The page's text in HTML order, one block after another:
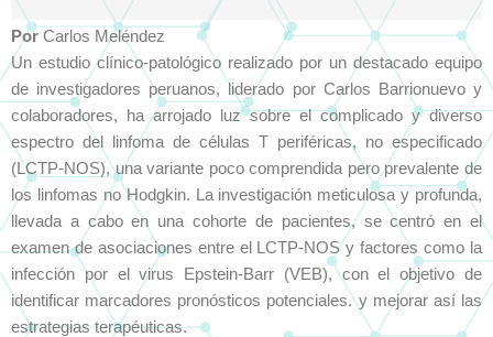
Por Carlos Meléndez
Un estudio clínico-patológico realizado por un destacado equipo
de investigadores peruanos, liderado por Carlos Barrionuevo y
colaboradores, ha arrojado luz sobre el complicado y diverso
espectro del linfoma de células T periféricas, no especificado
(LCTP-NOS), una variante poco comprendida pero prevalente de
los linfomas no Hodgkin. La investigación meticulosa y profunda,
llevada a cabo en una cohorte de pacientes, se centró en el
examen de asociaciones entre el LCTP-NOS y factores como la
infección por el virus Epstein-Barr (VEB), con el objetivo de
identificar marcadores pronósticos potenciales. y mejorar así las
estrategias terapéuticas.